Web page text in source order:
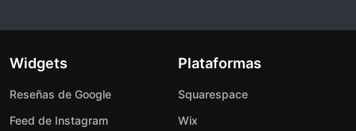
Widgets
Reseñas de Google
Feed de Instagram
Plataformas
Squarespace
Wix